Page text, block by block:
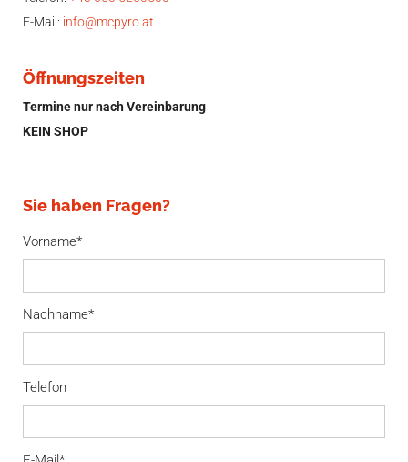
E-Mail: info@mcpyro.at
Öffnungszeiten
Termine nur nach Vereinbarung
KEIN SHOP
Sie haben Fragen?
Vorname*
Nachname*
Telefon